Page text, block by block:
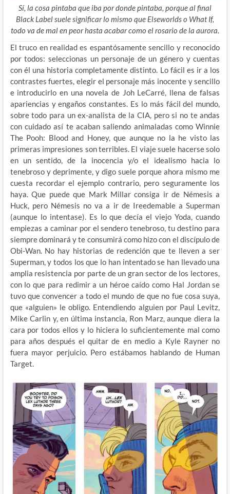
Sí, la cosa pintaba que iba por donde pintaba, porque al final
Black Label suele significar lo mismo que Elseworlds o What If,
todo va de mal en peor hasta acabar como el rosario de la aurora.
El truco en realidad es espantósamente sencillo y reconocido
por todos: seleccionas un personaje de un género y cuentas
con él una historia completamente distinto. Lo fácil es ir a los
contrastes fuertes, elegir el personaje más inocente y sencillo
e introducirlo en una novela de Joh LeCarré, llena de falsas
apariencias y engaños constantes. Es lo más fácil del mundo,
sobre todo para un ex-analista de la CIA, pero si no te andas
con cuidado así te acaban saliendo animaladas como Winnie
The Pooh: Blood and Honey, que aunque no la he visto las
primeras impresiones son terribles. El viaje suele hacerse solo
en un sentido, de la inocencia y/o el idealismo hacia lo
tenebroso y deprimente, y digo suele porque ahora mismo me
cuesta recordar el ejemplo contrario, pero seguramente los
haya. Que puede que Mark Millar consiga ir de Némesis a
Huck, pero Némesis no va a ir de Ireedemable a Superman
(aunque lo intentase). Es lo que decía el viejo Yoda, cuando
empiezas a caminar por el sendero tenebroso, tu destino para
siempre dominará y te consumirá como hizo con el discípulo de
Obi-Wan. No hay historias de redención que te lleven a ser
Superman, y todos los que lo han intentado se han llevado una
amplia resistencia por parte de un gran sector de los lectores,
con lo que para redimir a un héroe caído como Hal Jordan se
tuvo que convencer a todo el mundo de que no fue cosa suya,
que «alguien» le obligo. Entendiendo alguien por Paul Levitz,
Mike Carlin y, en última instancia, Ron Marz, aunque diera la
cara por todos ellos y lo hiciera lo suficientemente mal como
para años después el quitar de en medio a Kyle Rayner no
fuera mayor perjuicio. Pero estábamos hablando de Human
Target.